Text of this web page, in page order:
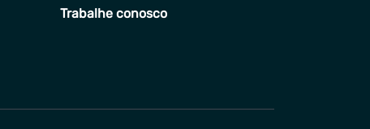
Trabalhe conosco